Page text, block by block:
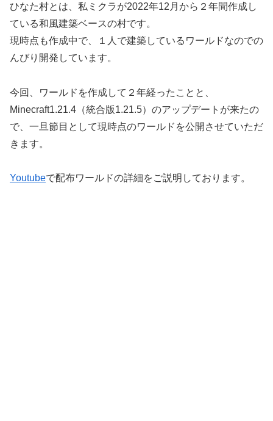
ひなた村とは、私ミクラが2022年12月から２年間作成し
ている和風建築ベースの村です。
現時点も作成中で、１人で建築しているワールドなのでの
んびり開発しています。
今回、ワールドを作成して２年経ったことと、
Minecraft1.21.4（統合版1.21.5）のアップデートが来たの
で、一旦節目として現時点のワールドを公開させていただ
きます。
Youtubeで配布ワールドの詳細をご説明しております。